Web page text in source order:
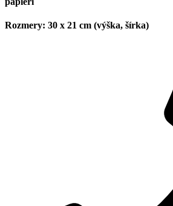
Rozmery: 30 x 21 cm (výška, šírka)